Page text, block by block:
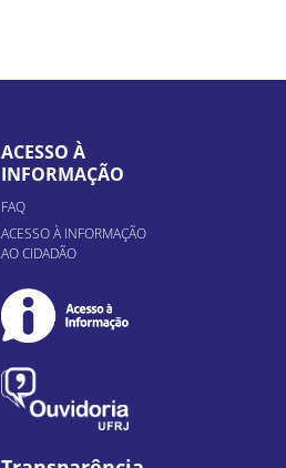
ACESSO À
INFORMAÇÃO
FAQ
ACESSO À INFORMAÇÃO
AO CIDADÃO